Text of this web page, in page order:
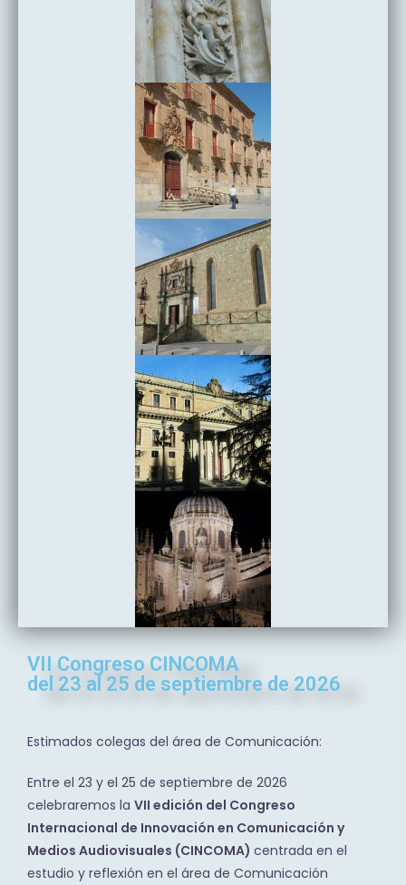
VII Congreso CINCOMA
del 23 al 25 de septiembre de 2026
Estimados colegas del área de Comunicación:
Entre el 23 y el 25 de septiembre de 2026
celebraremos la VII edición del Congreso
Internacional de Innovación en Comunicación y
Medios Audiovisuales (CINCOMA) centrada en el
estudio y reflexión en el área de Comunicación